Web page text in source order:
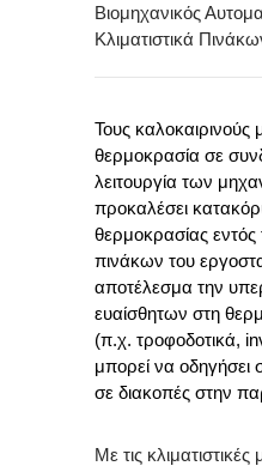
Αρχείων
Επικοινωνια
Βιομηχανικός
Κλιματιστικά
Τους
θερμοκρασία σε
λειτουργία των
προκαλέσει
θερμοκρασίας
πινάκων του
αποτέλεσμα την
ευαίσθητων στη
(π.χ. τροφοδοτικά,
μπορεί να οδηγήσει
σε διακοπές στην
Με τις